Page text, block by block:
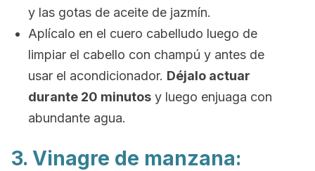
y las gotas de aceite de jazmín.
Aplícalo en el cuero cabelludo luego de
limpiar el cabello con champú y antes de
usar el acondicionador. Déjalo actuar
durante 20 minutos y luego enjuaga con
abundante agua.
3. Vinagre de manzana: